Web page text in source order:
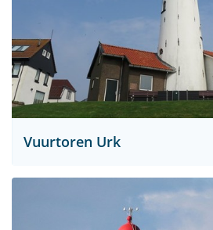
Vuurtoren Urk